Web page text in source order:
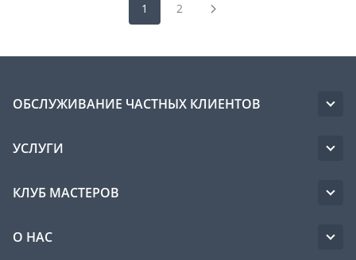
1 2
ОБСЛУЖИВАНИЕ ЧАСТНЫХ КЛИЕНТОВ
УСЛУГИ
КЛУБ МАСТЕРОВ
О НАС